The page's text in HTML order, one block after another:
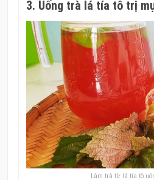
3. Uống trà lá tía tô trị
Làm trà từ lá tía tô